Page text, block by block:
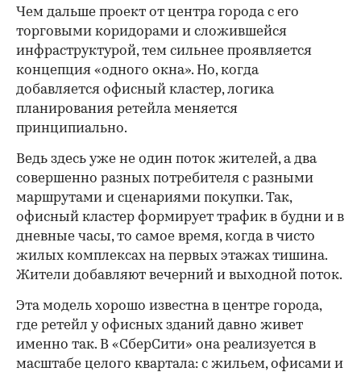
Чем дальше проект от центра города с его
торговыми коридорами и сложившейся
инфраструктурой, тем сильнее проявляется
концепция «одного окна». Но, когда
добавляется офисный кластер, логика
планирования ретейла меняется
принципиально.
Ведь здесь уже не один поток жителей, а два
совершенно разных потребителя с разными
маршрутами и сценариями покупки. Так,
офисный кластер формирует трафик в будни и в
дневные часы, то самое время, когда в чисто
жилых комплексах на первых этажах тишина.
Жители добавляют вечерний и выходной поток.
Эта модель хорошо известна в центре города,
где ретейл у офисных зданий давно живет
именно так. В «СберСити» она реализуется в
масштабе целого квартала: с жильем, офисами и